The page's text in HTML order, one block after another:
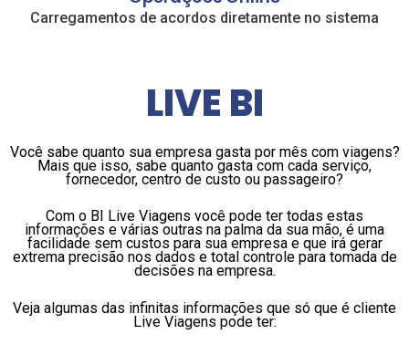
Carregamentos de acordos diretamente no sistema
LIVE BI
Você sabe quanto sua empresa gasta por mês com viagens?
Mais que isso, sabe quanto gasta com cada serviço,
fornecedor, centro de custo ou passageiro?
Com o BI Live Viagens você pode ter todas estas
informações e várias outras na palma da sua mão, é uma
facilidade sem custos para sua empresa e que irá gerar
extrema precisão nos dados e total controle para tomada de
decisões na empresa.
Veja algumas das infinitas informações que só que é cliente
Live Viagens pode ter: